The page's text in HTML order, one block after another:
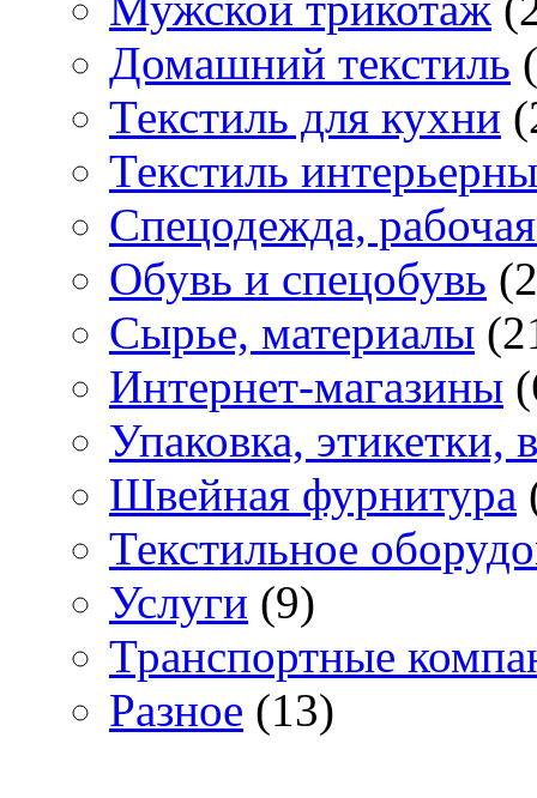
Домашний текстиль
Текстиль для кухни
Текстиль
Спецодежда,
Обувь и спецобувь
Сырье, материалы
Интернет-магазины
Упаковка, этикетки,
Швейная фурнитура
Текстильное
Услуги (9)
Транспортные
Разное (13)